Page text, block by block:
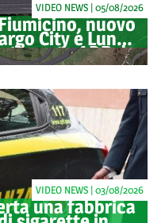
nuovo
City e Lunga
ADR da
oltre 40 milioni
VIDEO NEWS | 05/08/2026
una fabbrica
VIDEO NEWS | 03/08/2026